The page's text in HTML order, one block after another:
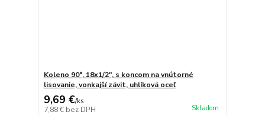
Koleno 90°, 18x1/2", s koncom na vnútorné
lisovanie, vonkajší závit, uhlíková oceľ
9,69 €/ks
7,88 € bez DPH Skladom